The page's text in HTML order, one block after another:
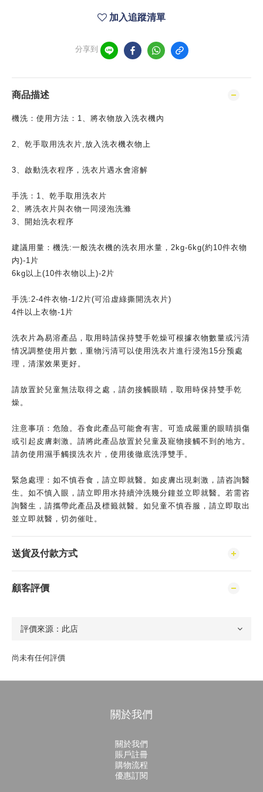
加入追蹤清單
分享到
商品描述
機洗：使用方法：1、將衣物放入洗衣機內
2、乾手取用洗衣片,放入洗衣機衣物上
3、啟動洗衣程序，洗衣片遇水會溶解
手洗：1、乾手取用洗衣片
2、將洗衣片與衣物一同浸泡洗滌
3、開始洗衣程序
建議用量：機洗:一般洗衣機的洗衣用水量，2kg-6kg(約10件衣物
内)-1片
6kg以上(10件衣物以上)-2片
手洗:2-4件衣物-1/2片(可沿虚綠撕開洗衣片)
4件以上衣物-1片
洗衣片為易溶產品，取用時請保持雙手乾燥可根據衣物數量或污清
情况調整使用片數，重物污清可以使用洗衣片進行浸泡15分预處
理，清潔效果更好。
請放置於兒童無法取得之處，請勿接觸眼睛，取用時保持雙手乾
燥。
注意事項：危險。吞食此產品可能會有害。可造成嚴重的眼睛損傷
或引起皮膚刺激。請將此產品放置於兒童及寵物接觸不到的地方。
請勿使用濕手觸摸洗衣片，使用後徹底洗淨雙手。
緊急處理：如不慎吞食，請立即就醫。如皮膚出現刺激，請咨詢醫
生。如不慎入眼，請立即用水持續沖洗幾分鐘並立即就醫。若需咨
詢醫生，請攜帶此產品及標籤就醫。如兒童不慎吞服，請立即取出
並立即就醫，切勿催吐。
送貨及付款方式
顧客評價
尚未有任何評價
關於我們
關於我們
賬戶註冊
購物流程
優惠訂閱